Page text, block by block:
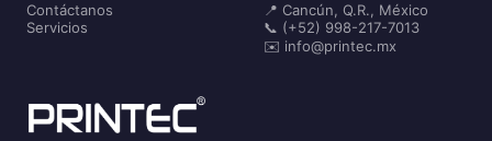
Contáctanos
Servicios
📍 Cancún, Q.R., México
📞 (+52) 998-217-7013
✉️ info@printec.mx